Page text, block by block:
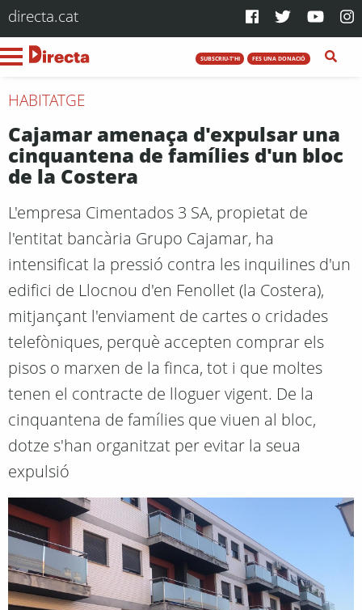
directa.cat
SUBSCRIU-T'HI FES UNA DONACIÓ
HABITATGE
Cajamar amenaça d'expulsar una
cinquantena de famílies d'un bloc
de la Costera
L'empresa Cimentados 3 SA, propietat de
l'entitat bancària Grupo Cajamar, ha
intensificat la pressió contra les inquilines d'un
edifici de Llocnou d'en Fenollet (la Costera),
mitjançant l'enviament de cartes o cridades
telefòniques, perquè accepten comprar els
pisos o marxen de la finca, tot i que moltes
tenen el contracte de lloguer vigent. De la
cinquantena de famílies que viuen al bloc,
dotze s'han organitzat per evitar la seua
expulsió